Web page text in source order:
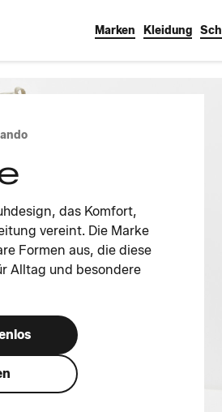
Marken Kleidung
das Komfort,
vereint. Die Marke
Formen aus, die diese
Alltag und besondere